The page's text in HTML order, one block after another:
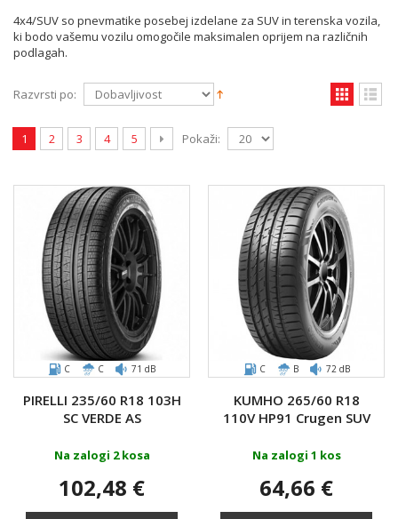
4x4/SUV so pnevmatike posebej izdelane za SUV in terenska vozila,
ki bodo vašemu vozilu omogočile maksimalen oprijem na različnih
podlagah.
Razvrsti po:
1 2 3 4 5 Pokaži:
C C 71 dB
PIRELLI 235/60 R18 103H
SC VERDE AS
Na zalogi 2 kosa
102,48 €
C B 72 dB
KUMHO 265/60 R18
110V HP91 Crugen SUV
Na zalogi 1 kos
64,66 €